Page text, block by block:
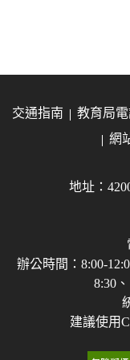
交通指南 教育局
網
地址：
辦公時間：8:00-
8:30
建議使用